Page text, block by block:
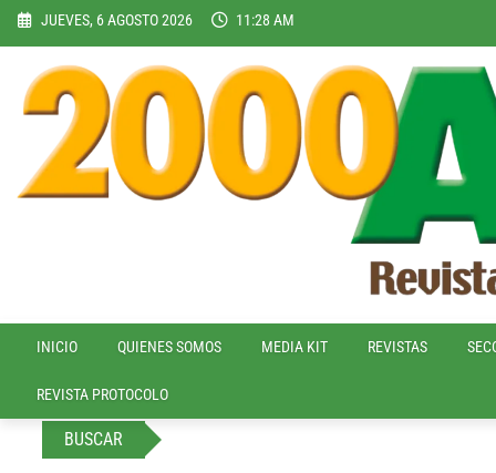
Skip
content
JUEVES, 6 AGOSTO 2026 11:28 AM
INICIO QUIENES SOMOS MEDIA KIT REVISTAS
REVISTA PROTOCOLO
BUSCAR